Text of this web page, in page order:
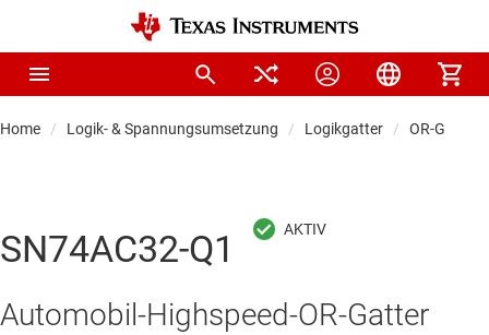
Home Logik- & Spannungsumsetzung Logikgatter OR-Gatter
SN74AC32-Q1
Automobil-Highspeed-OR-Gatter